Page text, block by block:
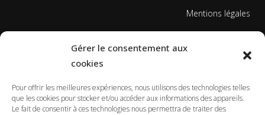
Gérer le consentement aux
cookies
Pour offrir les meilleures expériences, nous utilisons des technologies telles
que les cookies pour stocker et/ou accéder aux informations des appareils.
Le fait de consentir à ces technologies nous permettra de traiter des
Mentions légales